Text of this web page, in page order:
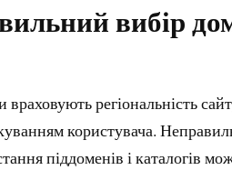
вибір
регіональність
користувача.
піддоменів і каталогів